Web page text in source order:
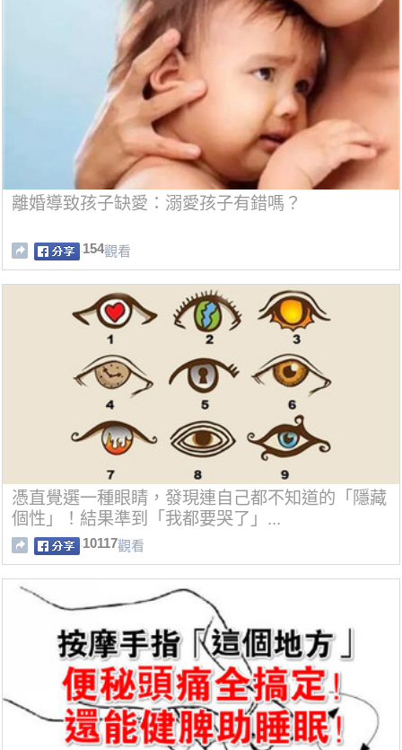
離婚導致孩子缺愛：溺愛孩子有錯嗎？
154觀看
憑直覺選一種眼睛，發現連自己都不知道的「隱藏
個性」！結果準到「我都要哭了」...
10117觀看